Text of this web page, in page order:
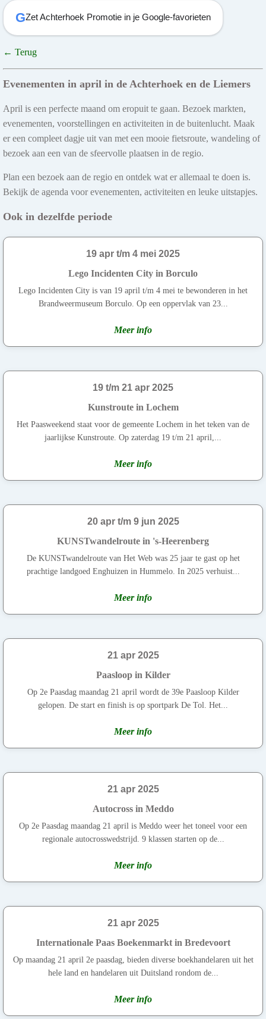
GZet Achterhoek Promotie in je Google-favorieten
← Terug
Evenementen in april in de Achterhoek en de Liemers
April is een perfecte maand om eropuit te gaan. Bezoek markten,
evenementen, voorstellingen en activiteiten in de buitenlucht. Maak
er een compleet dagje uit van met een mooie fietsroute, wandeling of
bezoek aan een van de sfeervolle plaatsen in de regio.
Plan een bezoek aan de regio en ontdek wat er allemaal te doen is.
Bekijk de agenda voor evenementen, activiteiten en leuke uitstapjes.
Ook in dezelfde periode
19 apr t/m 4 mei 2025
Lego Incidenten City in Borculo
Lego Incidenten City is van 19 april t/m 4 mei te bewonderen in het
Brandweermuseum Borculo. Op een oppervlak van 23...
Meer info
19 t/m 21 apr 2025
Kunstroute in Lochem
Het Paasweekend staat voor de gemeente Lochem in het teken van de
jaarlijkse Kunstroute. Op zaterdag 19 t/m 21 april,...
Meer info
20 apr t/m 9 jun 2025
KUNSTwandelroute in 's-Heerenberg
De KUNSTwandelroute van Het Web was 25 jaar te gast op het
prachtige landgoed Enghuizen in Hummelo. In 2025 verhuist...
Meer info
21 apr 2025
Paasloop in Kilder
Op 2e Paasdag maandag 21 april wordt de 39e Paasloop Kilder
gelopen. De start en finish is op sportpark De Tol. Het...
Meer info
21 apr 2025
Autocross in Meddo
Op 2e Paasdag maandag 21 april is Meddo weer het toneel voor een
regionale autocrosswedstrijd. 9 klassen starten op de...
Meer info
21 apr 2025
Internationale Paas Boekenmarkt in Bredevoort
Op maandag 21 april 2e paasdag, bieden diverse boekhandelaren uit het
hele land en handelaren uit Duitsland rondom de...
Meer info